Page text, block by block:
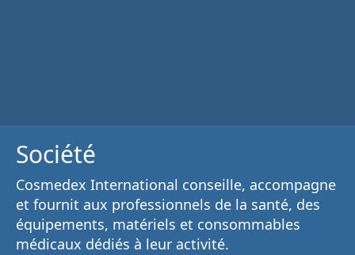
Société
Cosmedex International conseille, accompagne
et fournit aux professionnels de la santé, des
équipements, matériels et consommables
médicaux dédiés à leur activité.